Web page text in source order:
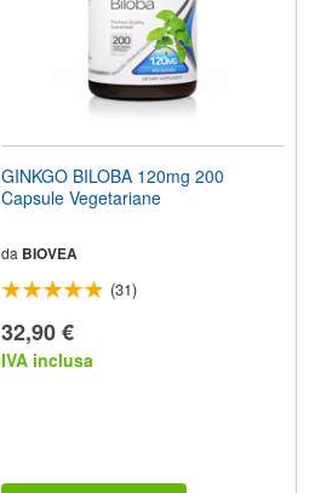
GINKGO BILOBA 120mg 200
Capsule Vegetariane
da BIOVEA
(31)
32,90 €
IVA inclusa